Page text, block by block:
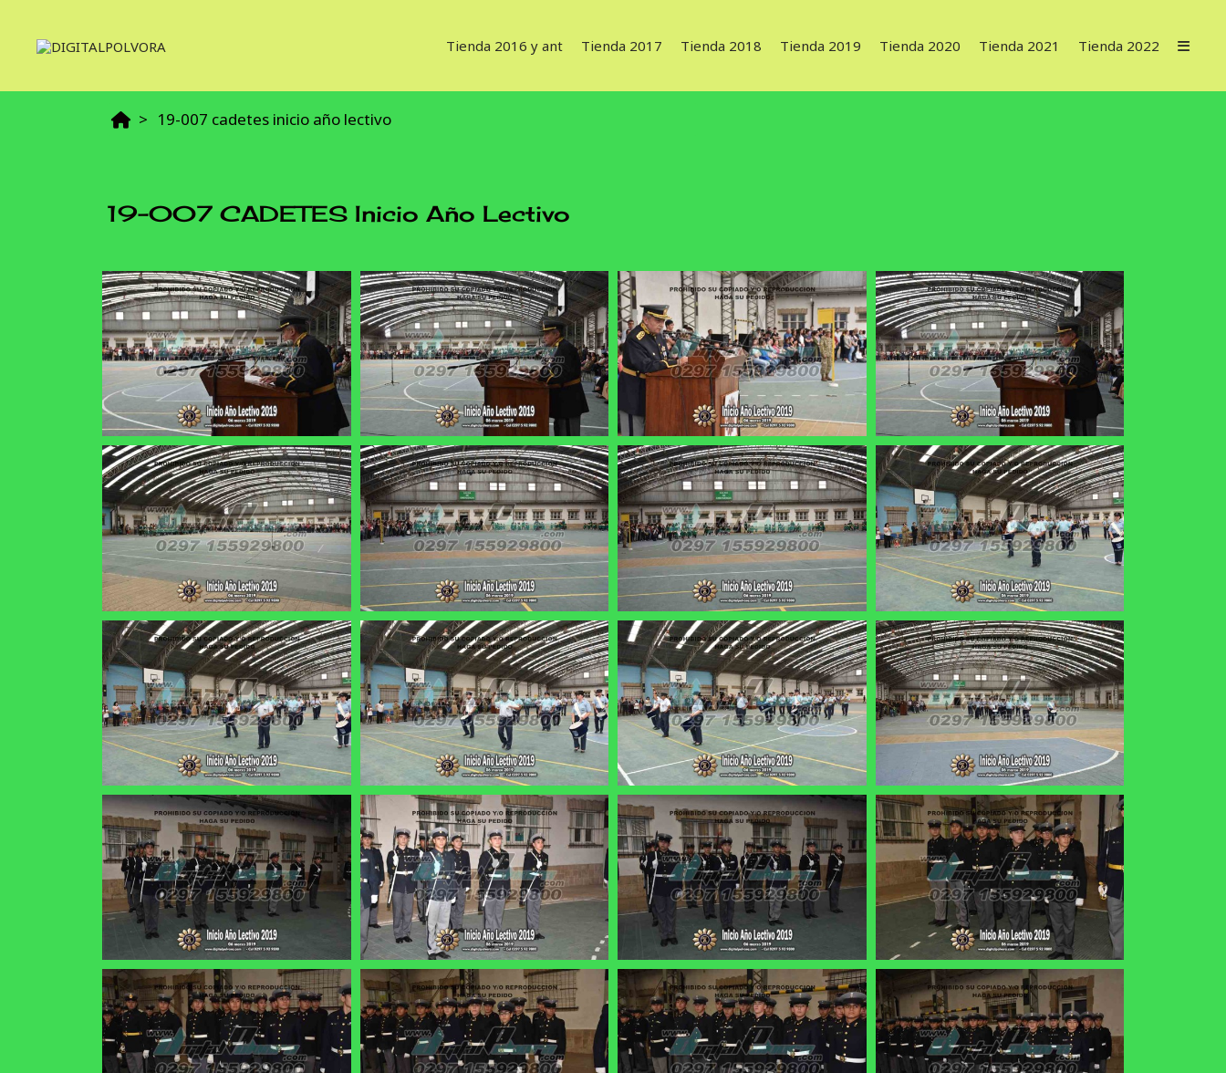
Tienda 2016 y ant Tienda 2017 Tienda 2018 Tienda 2019 Tienda 2020 Tienda 2021 Tienda 2022
19-007 cadetes inicio año lectivo
19-007 CADETES Inicio Año Lectivo